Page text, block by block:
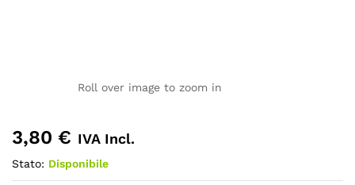
Roll over image to zoom in
3,80 € IVA Incl.
Stato: Disponibile